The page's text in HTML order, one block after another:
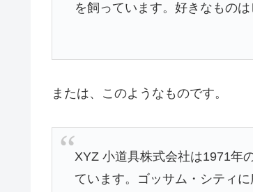
を飼っています。好きなもの
または、このようなものです。
XYZ 小道具株式会社は1971年
ています。ゴッサム・シティ